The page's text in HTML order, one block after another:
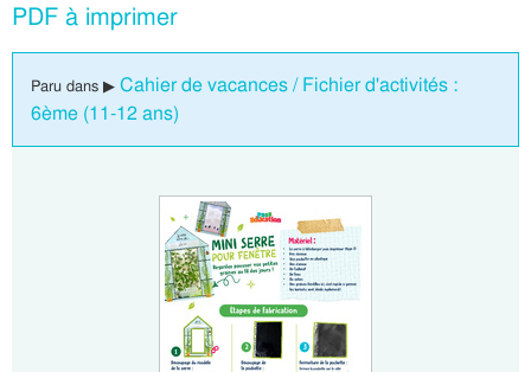
PDF à imprimer
Paru dans ▶ Cahier de vacances / Fichier d'activités :
6ème (11-12 ans)